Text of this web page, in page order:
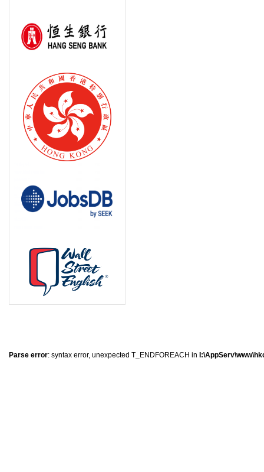
Parse error: syntax error, unexpected T_ENDFOREACH in